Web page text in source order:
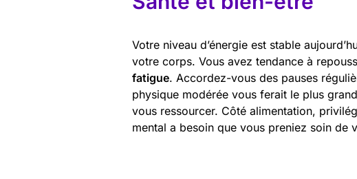
Votre niveau d’énergie est stable
votre corps. Vous avez tendance à
fatigue. Accordez-vous des pauses
physique modérée vous ferait le plus
vous ressourcer. Côté alimentation,
mental a besoin que vous preniez soin de